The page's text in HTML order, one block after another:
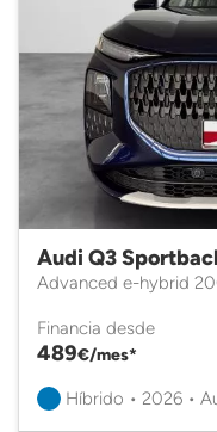
Audi Q3
Advanced e-hybrid
Financia desde
489€/mes*
Híbrido • 2026 •